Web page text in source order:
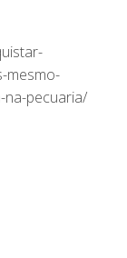
mesmo-
na-pecuaria/